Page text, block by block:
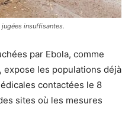
insuffisantes.
par Ebola, comme
expose les populations déjà
contactées le 8
sites où les mesures